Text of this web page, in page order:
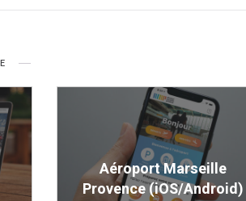
Aéroport Marseille
Provence (iOS/Android)